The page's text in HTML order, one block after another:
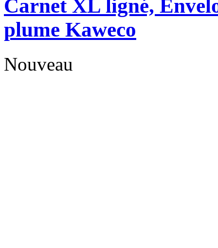
Carnet XL ligné,
plume Kaweco
Nouveau